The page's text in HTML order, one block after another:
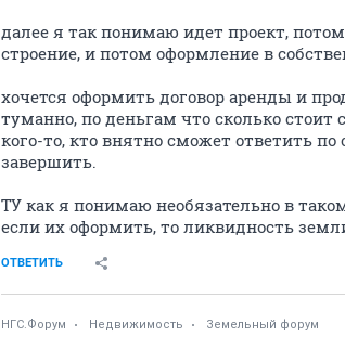
далее я так понимаю идет проект,
строение, и потом оформление в
хочется оформить договор аренды и
туманно, по деньгам что сколько стоит
кого-то, кто внятно сможет ответить
завершить.
ТУ как я понимаю необязательно в
если их оформить, то ликвидность
ОТВЕТИТЬ
НГС.Форум Недвижимость Земельный форум